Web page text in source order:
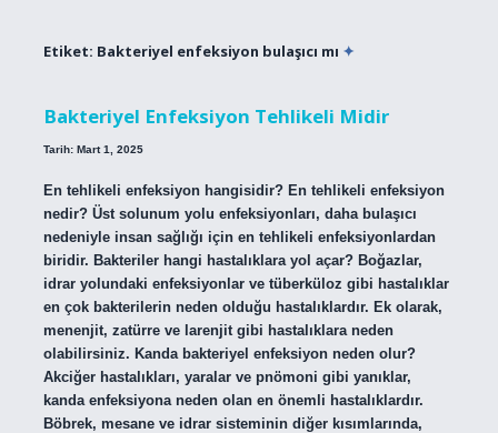
Etiket: Bakteriyel enfeksiyon bulaşıcı mı
Bakteriyel Enfeksiyon Tehlikeli Midir
Tarih: Mart 1, 2025
En tehlikeli enfeksiyon hangisidir? En tehlikeli enfeksiyon
nedir? Üst solunum yolu enfeksiyonları, daha bulaşıcı
nedeniyle insan sağlığı için en tehlikeli enfeksiyonlardan
biridir. Bakteriler hangi hastalıklara yol açar? Boğazlar,
idrar yolundaki enfeksiyonlar ve tüberküloz gibi hastalıklar
en çok bakterilerin neden olduğu hastalıklardır. Ek olarak,
menenjit, zatürre ve larenjit gibi hastalıklara neden
olabilirsiniz. Kanda bakteriyel enfeksiyon neden olur?
Akciğer hastalıkları, yaralar ve pnömoni gibi yanıklar,
kanda enfeksiyona neden olan en önemli hastalıklardır.
Böbrek, mesane ve idrar sisteminin diğer kısımlarında,